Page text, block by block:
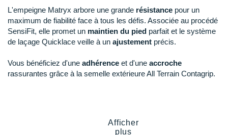
L'empeigne Matryx arbore une grande résistance pour un
maximum de fiabilité face à tous les défis. Associée au procédé
SensiFit, elle promet un maintien du pied parfait et le système
de laçage Quicklace veille à un ajustement précis.
Vous bénéficiez d'une adhérence et d'une accroche
rassurantes grâce à la semelle extérieure All Terrain Contagrip.
Parfaite pour les trails exigeants sur sentiers
Afficher
plus
Orca
OVERSTIMS
Petzl